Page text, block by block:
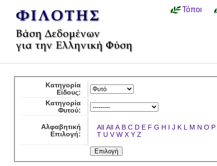
Τόποι
Κατηγορία
Είδους:
Κατηγορία
Φυτού:
Αλφαβητική
Επιλογή:
All All A B C D E F G H I J K L M N O P
T U V W X Y Z